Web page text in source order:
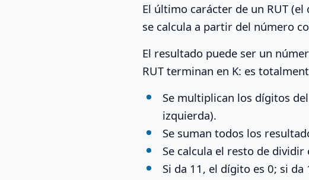
El último carácter de un RUT
se calcula a partir del número
El resultado puede ser un
RUT terminan en K: es
Se multiplican los dígitos
izquierda).
Se suman todos los
Se calcula el resto de
Si da 11, el dígito es 0; si